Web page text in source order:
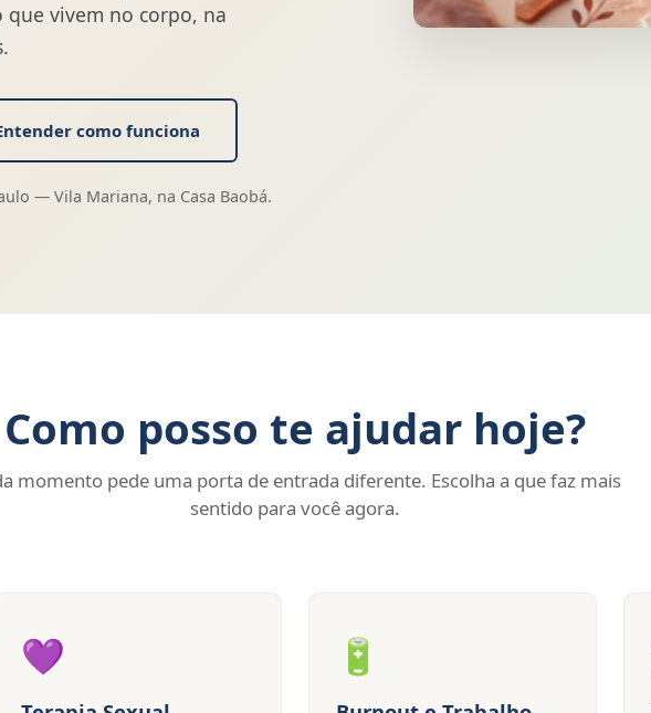
que vivem no corpo, na
como funciona
— Vila Mariana, na Casa Baobá.
Como posso te ajudar hoje?
momento pede uma porta de entrada diferente. Escolha a que faz mais
sentido para você agora.
💜 🔋